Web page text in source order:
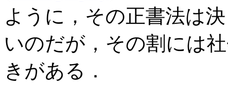
ように，その正書法は
いのだが，その割には
きがある．